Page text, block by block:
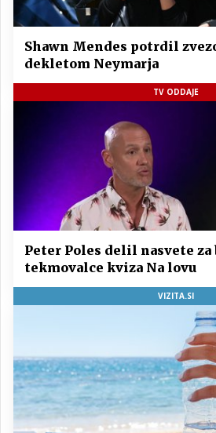
Shawn Mendes potrdil
dekletom Neymarja
TV ODDAJE
Peter Poles delil nasvete za
tekmovalce kviza Na lovu
VIZITA.SI